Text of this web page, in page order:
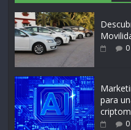
0
para
0